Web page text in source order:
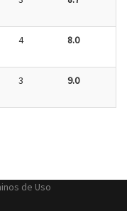
4 8.0
3 9.0
de Uso